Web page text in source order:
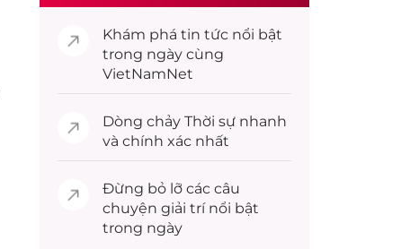
Khám phá tin tức nổi bật
trong ngày cùng
VietNamNet
Dòng chảy Thời sự nhanh
và chính xác nhất
Đừng bỏ lỡ các câu
chuyện giải trínổi bật
trong ngày